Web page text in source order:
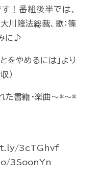
！番組後半では、
大川隆法総裁、歌：篠
に♪
をやめるには」より
）
書籍・楽曲～*～*
3cTGhvf
3SoonYn